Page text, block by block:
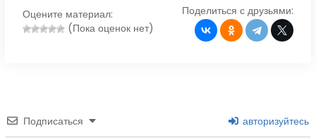
Оцените материал:
(Пока оценок нет)
Поделиться с друзьями:
Подписаться авторизуйтесь